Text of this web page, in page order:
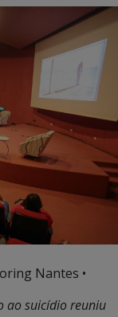
Nantes •
ao suicídio reuniu